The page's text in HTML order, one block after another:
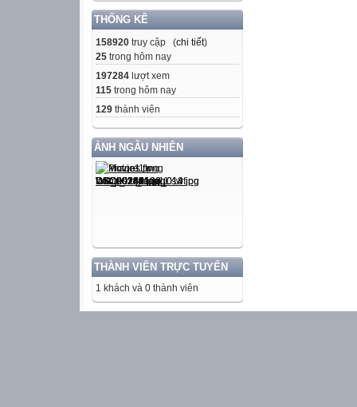
THỐNG KÊ
158920 truy cập (chi tiết)
25 trong hôm nay
197284 lượt xem
115 trong hôm nay
129 thành viên
ẢNH NGẪU NHIÊN
THÀNH VIÊN TRỰC TUYẾN
1 khách và 0 thành viên